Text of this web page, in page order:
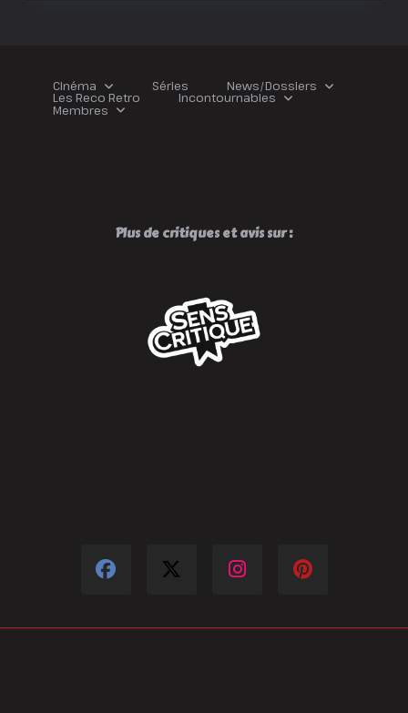
Cinéma Séries News/Dossiers
Les Reco Retro Incontournables
Membres
Plus de critiques et avis sur :